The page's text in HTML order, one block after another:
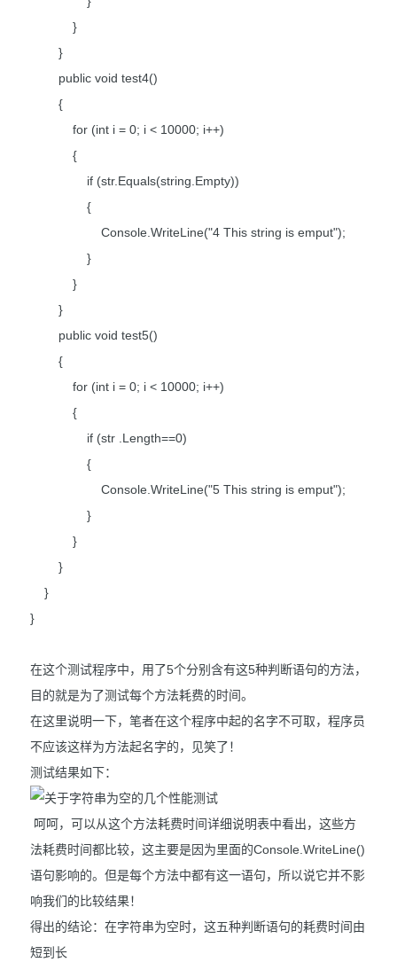
}
}
public void test4()
{
for (int i = 0; i < 10000; i++)
{
if (str.Equals(string.Empty))
{
Console.WriteLine("4 This string is emput");
}
}
}
public void test5()
{
for (int i = 0; i < 10000; i++)
{
if (str .Length==0)
{
Console.WriteLine("5 This string is emput");
}
}
}
}
}
在这个测试程序中，用了5个分别含有这5种判断语句的方法，
目的就是为了测试每个方法耗费的时间。
在这里说明一下，笔者在这个程序中起的名字不可取，程序员
不应该这样为方法起名字的，见笑了！
测试结果如下：
呵呵，可以从这个方法耗费时间详细说明表中看出，这些方
法耗费时间都比较，这主要是因为里面的Console.WriteLine()
语句影响的。但是每个方法中都有这一语句，所以说它并不影
响我们的比较结果！
得出的结论：在字符串为空时，这五种判断语句的耗费时间由
短到长